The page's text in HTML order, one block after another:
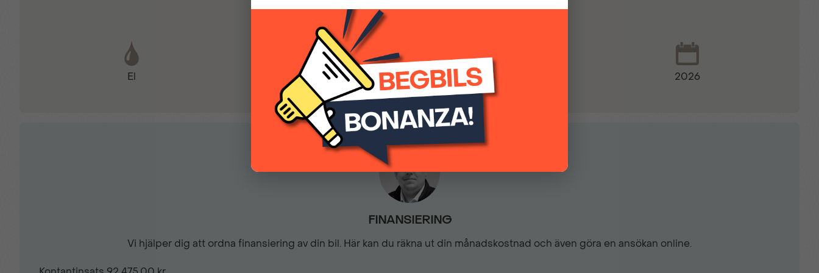
Elektriskt justerbara sidospeglar Elektriskt uppvärmda sidospeglar
ESP & ABS-bromsar
Kamera fram & bak
(inkl.moms)
El Automatisk 2026
FINANSIERING
Vi hjälper dig att ordna finansiering av din bil. Här kan du räkna ut din månadskostnad och även göra en ansökan online.